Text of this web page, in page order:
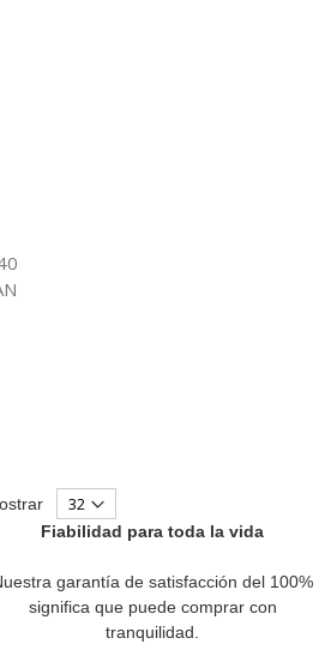
Fiabilidad para toda la vida
garantía de satisfacción del 100%
significa que puede comprar con
tranquilidad.